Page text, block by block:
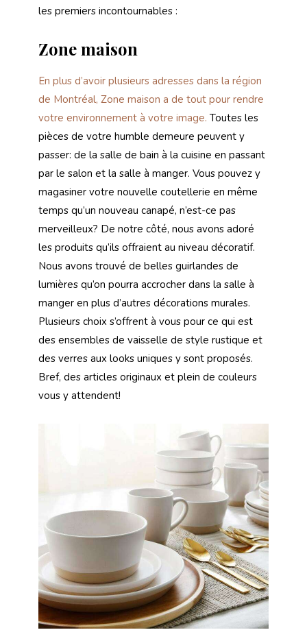
les premiers incontournables :
Zone maison
En plus d’avoir plusieurs adresses dans la région
de Montréal, Zone maison a de tout pour rendre
votre environnement à votre image. Toutes les
pièces de votre humble demeure peuvent y
passer: de la salle de bain à la cuisine en passant
par le salon et la salle à manger. Vous pouvez y
magasiner votre nouvelle coutellerie en même
temps qu’un nouveau canapé, n’est-ce pas
merveilleux? De notre côté, nous avons adoré
les produits qu’ils offraient au niveau décoratif.
Nous avons trouvé de belles guirlandes de
lumières qu’on pourra accrocher dans la salle à
manger en plus d’autres décorations murales.
Plusieurs choix s’offrent à vous pour ce qui est
des ensembles de vaisselle de style rustique et
des verres aux looks uniques y sont proposés.
Bref, des articles originaux et plein de couleurs
vous y attendent!